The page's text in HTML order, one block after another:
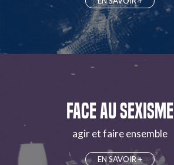
FACE AU SEXISME
agir et faire ensemble
EN SAVOIR +